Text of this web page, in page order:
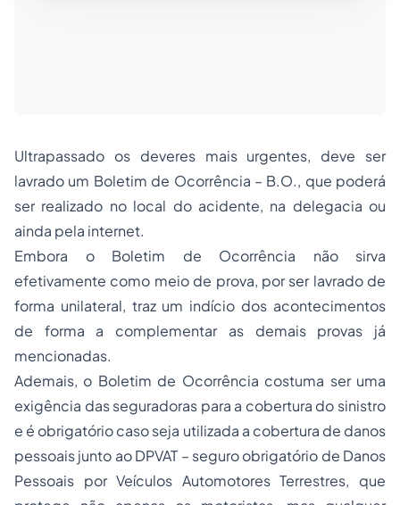
Ultrapassado os deveres mais urgentes, deve ser
lavrado um Boletim de Ocorrência – B.O., que poderá
ser realizado no local do acidente, na delegacia ou
ainda pela internet.
Embora o Boletim de Ocorrência não sirva
efetivamente como meio de prova, por ser lavrado de
forma unilateral, traz um indício dos acontecimentos
de forma a complementar as demais provas já
mencionadas.
Ademais, o Boletim de Ocorrência costuma ser uma
exigência das seguradoras para a cobertura do sinistro
e é obrigatório caso seja utilizada a cobertura de danos
pessoais junto ao DPVAT – seguro obrigatório de Danos
Pessoais por Veículos Automotores Terrestres, que